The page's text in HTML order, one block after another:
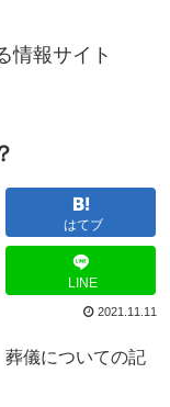
情報サイト
はてブ
LINE
2021.11.11
葬儀についての記